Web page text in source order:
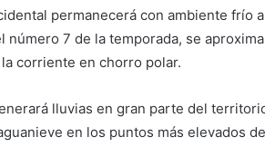
permanecerá con ambiente frío
número 7 de la temporada, se
corriente en chorro polar.
lluvias en gran parte del
en los puntos más elevados